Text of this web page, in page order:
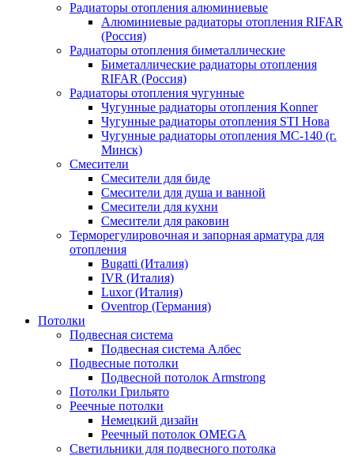
Радиаторы отопления алюминиевые
Алюминиевые радиаторы отопления RIFAR
(Россия)
Радиаторы отопления биметаллические
Биметаллические радиаторы отопления
RIFAR (Россия)
Радиаторы отопления чугунные
Чугунные радиаторы отопления Konner
Чугунные радиаторы отопления STI Нова
Чугунные радиаторы отопления МС-140 (г.
Минск)
Смесители
Смесители для биде
Смесители для душа и ванной
Смесители для кухни
Смесители для раковин
Терморегулировочная и запорная арматура для
отопления
Bugatti (Италия)
IVR (Италия)
Luxor (Италия)
Oventrop (Германия)
Потолки
Подвесная система
Подвесная система Албес
Подвесные потолки
Подвесной потолок Armstrong
Потолки Грильято
Реечные потолки
Немецкий дизайн
Реечный потолок OMEGA
Светильники для подвесного потолка